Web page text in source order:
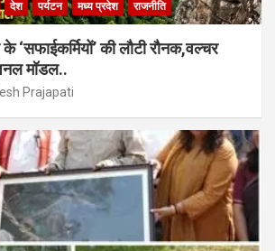
देश पर्यटन मध्य प्रदेश राजनीति
के ‘सफाईकर्मियों’ की लौटी रौनक,वल्चर
मॉडल..
Prajapati